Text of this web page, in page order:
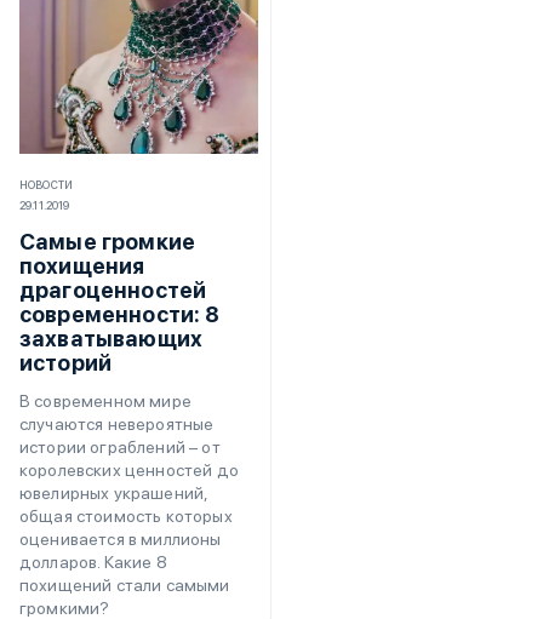
НОВОСТИ
29.11.2019
Самые громкие
похищения
драгоценностей
современности: 8
захватывающих
историй
В современном мире
случаются невероятные
истории ограблений – от
королевских ценностей до
ювелирных украшений,
общая стоимость которых
оценивается в миллионы
долларов. Какие 8
похищений стали самыми
громкими?